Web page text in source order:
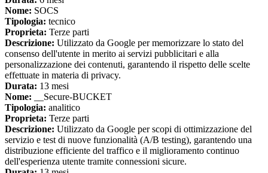
Nome: SOCS
Tipologia: tecnico
Proprieta: Terze parti
Descrizione: Utilizzato da Google per memorizzare lo stato del
consenso dell'utente in merito ai servizi pubblicitari e alla
personalizzazione dei contenuti, garantendo il rispetto delle scelte
effettuate in materia di privacy.
Durata: 13 mesi
Nome: __Secure-BUCKET
Tipologia: analitico
Proprieta: Terze parti
Descrizione: Utilizzato da Google per scopi di ottimizzazione del
servizio e test di nuove funzionalità (A/B testing), garantendo una
distribuzione efficiente del traffico e il miglioramento continuo
dell'esperienza utente tramite connessioni sicure.